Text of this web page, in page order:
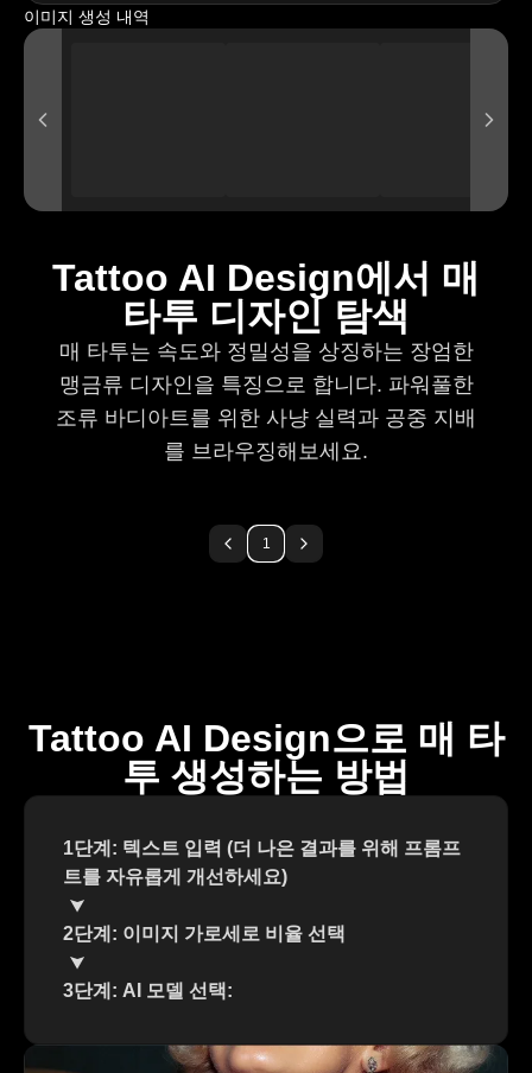
이미지 생성 내역
Tattoo AI Design에서 매
타투 디자인 탐색
매 타투는 속도와 정밀성을 상징하는 장엄한
맹금류 디자인을 특징으로 합니다. 파워풀한
조류 바디아트를 위한 사냥 실력과 공중 지배
를 브라우징해보세요.
1
Tattoo AI Design으로 매 타
투 생성하는 방법
1단계: 텍스트 입력 (더 나은 결과를 위해 프롬프
트를 자유롭게 개선하세요)
2단계: 이미지 가로세로 비율 선택
3단계: AI 모델 선택: